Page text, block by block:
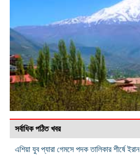
সর্বাধিক পঠিত খবর
এশিয়া যুব প্যারা গেমসে পদক তালিকার শীর্ষে ইরান